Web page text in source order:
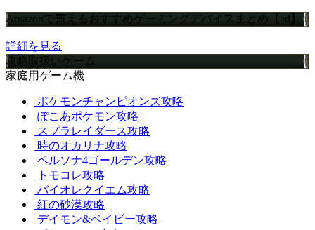
Amazonで買えるおすすめゲーミングデバイスまとめ【ad】
詳細を見る
攻略取扱いゲーム
家庭用ゲーム機
ポケモンチャンピオンズ攻略
ぽこあポケモン攻略
スプラレイダース攻略
時のオカリナ攻略
ペルソナ4ゴールデン攻略
トモコレ攻略
バイオレクイエム攻略
紅の砂漠攻略
デイモン&ベイビー攻略